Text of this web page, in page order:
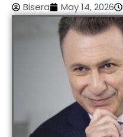
Bisera May 14, 2026